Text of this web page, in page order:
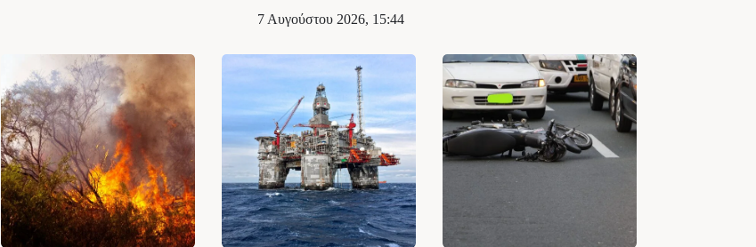
7 Αυγούστου 2026, 15:44